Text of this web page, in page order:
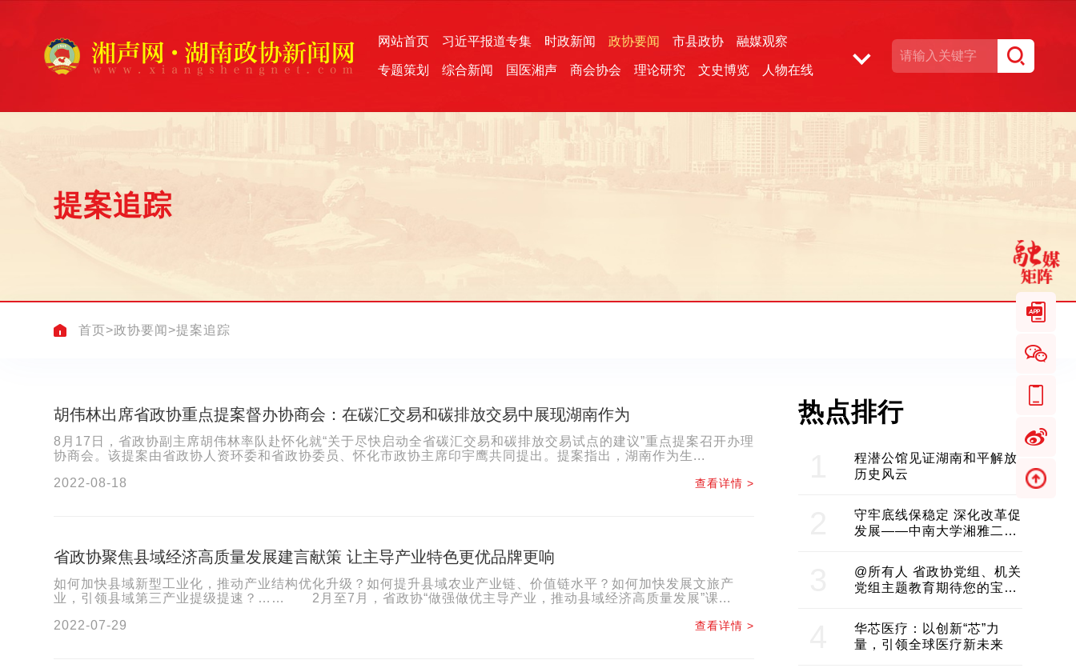
网站首页 习近平报道专集 时政新闻 政协要闻 市县政协 融媒观察
专题策划 综合新闻 国医湘声 商会协会 理论研究 文史博览 人物在线
提案追踪
首页>政协要闻 >提案追踪
胡伟林出席省政协重点提案督办协商会：在碳汇交易和碳排放交易中展现湖南作为
8月17日，省政协副主席胡伟林率队赴怀化就“关于尽快启动全省碳汇交易和碳排放交易试点的建议”重点提案召开办理
协商会。该提案由省政协人资环委和省政协委员、怀化市政协主席印宇鹰共同提出。提案指出，湖南作为生...
2022-08-18
查看详情 >
省政协聚焦县域经济高质量发展建言献策 让主导产业特色更优品牌更响
如何加快县域新型工业化，推动产业结构优化升级？如何提升县域农业产业链、价值链水平？如何加快发展文旅产
业，引领县域第三产业提级提速？…… 2月至7月，省政协“做强做优主导产业，推动县域经济高质量发展”课...
2022-07-29
查看详情 >
热点排行
程潜公馆见证湖南和平解放
历史风云
守牢底线保稳定 深化改革促
发展——中南大学湘雅二医
@所有人 省政协党组、机关
党组主题教育期待您的宝贵
华芯医疗：以创新“芯”力
量，引领全球医疗新未来